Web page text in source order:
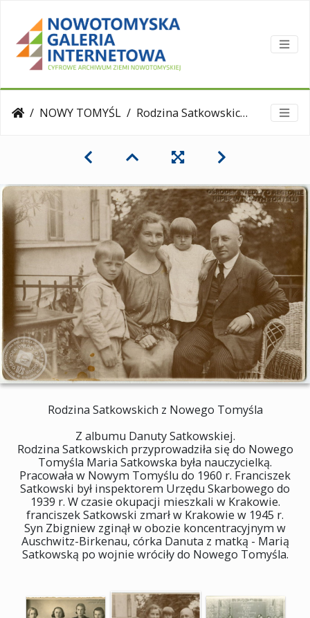
NOWY TOMYŚL Rodzina Satkowskich z Nowego Tomyśla
Rodzina Satkowskich z Nowego Tomyśla
Z albumu Danuty Satkowskiej.
Rodzina Satkowskich przyprowadziła się do Nowego
Tomyśla Maria Satkowska była nauczycielką.
Pracowała w Nowym Tomyślu do 1960 r. Franciszek
Satkowski był inspektorem Urzędu Skarbowego do
1939 r. W czasie okupacji mieszkali w Krakowie.
franciszek Satkowski zmarł w Krakowie w 1945 r.
Syn Zbigniew zginął w obozie koncentracyjnym w
Auschwitz-Birkenau, córka Danuta z matką - Marią
Satkowską po wojnie wróciły do Nowego Tomyśla.